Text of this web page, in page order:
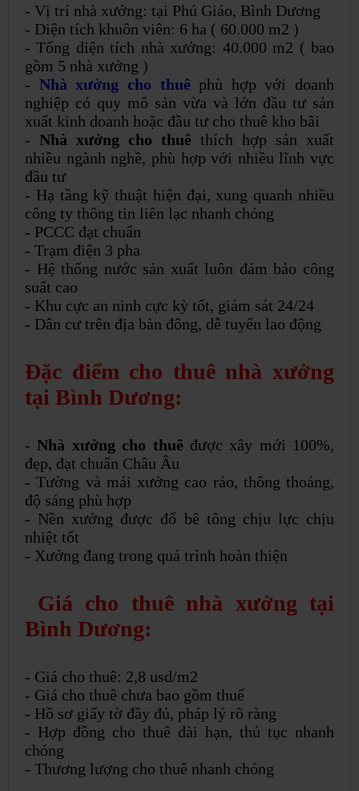
- Vị trí nhà xưởng: tại Phú Giáo, Bình Dương
- Diện tích khuôn viên: 6 ha ( 60.000 m2 )
- Tổng diện tích nhà xưởng: 40.000 m2 ( bao
gồm 5 nhà xưởng )
- Nhà xưởng cho thuê phù hợp với doanh
nghiệp có quy mô sản vừa và lớn đầu tư sản
xuất kinh doanh hoặc đầu tư cho thuê kho bãi
- Nhà xưởng cho thuê thích hợp sản xuất
nhiều ngành nghề, phù hợp với nhiều lĩnh vực
đầu tư
- Hạ tầng kỹ thuật hiện đại, xung quanh nhiều
công ty thông tin liên lạc nhanh chóng
- PCCC đạt chuẩn
- Trạm điện 3 pha
- Hệ thống nước sản xuất luôn đảm bảo công
suất cao
- Khu cực an ninh cực kỳ tốt, giám sát 24/24
- Dân cư trên địa bàn đông, dễ tuyển lao động
Đặc điểm cho thuê nhà xưởng
tại Bình Dương:
- Nhà xưởng cho thuê được xây mới 100%,
đẹp, đạt chuẩn Châu Âu
- Tường và mái xưởng cao ráo, thông thoáng,
độ sáng phù hợp
- Nền xưởng được đổ bê tông chịu lực chịu
nhiệt tốt
- Xưởng đang trong quá trình hoàn thiện
Giá cho thuê nhà xưởng tại
Bình Dương:
- Giá cho thuê: 2,8 usd/m2
- Giá cho thuê chưa bao gồm thuế
- Hồ sơ giấy tờ đầy đủ, pháp lý rõ ràng
- Hợp đồng cho thuê dài hạn, thủ tục nhanh
chóng
- Thương lượng cho thuê nhanh chóng